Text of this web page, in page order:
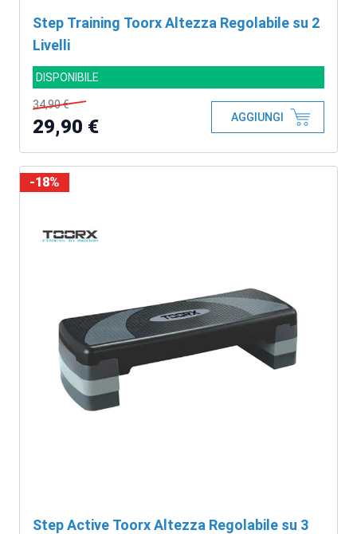
Step Training Toorx Altezza Regolabile su 2
Livelli
DISPONIBILE
34,90 €
29,90 € AGGIUNGI
Step Active Toorx Altezza Regolabile su 3
-18%